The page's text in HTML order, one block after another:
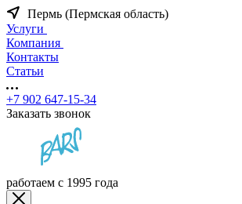
Пермь (Пермская область)
Услуги
Компания
Контакты
Статьи
+7 902 647-15-34
Заказать звонок
работаем с 1995 года